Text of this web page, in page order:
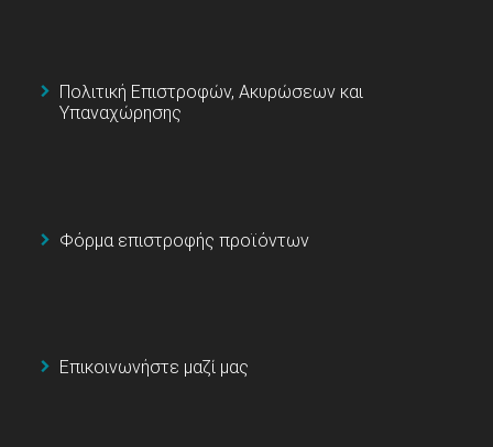
Πολιτική Επιστροφών, Ακυρώσεων και
Υπαναχώρησης
Φόρμα επιστροφής προϊόντων
Επικοινωνήστε μαζί μας